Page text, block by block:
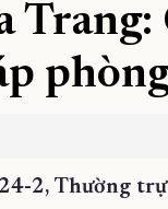
Trang:
2, Thường